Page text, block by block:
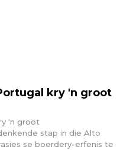
kry 'n groot
'n groot
stap in die Alto
se boerdery-erfenis te